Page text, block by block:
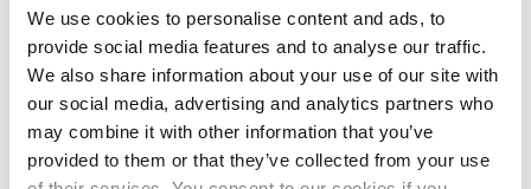
We use cookies to personalise content and ads, to
provide social media features and to analyse our traffic.
We also share information about your use of our site with
our social media, advertising and analytics partners who
may combine it with other information that you’ve
provided to them or that they’ve collected from your use
URL: https://www.schaffrath-digital.de
Urheberrecht
Alle Inhalte (Texte, Bilder, Grafiken, Tondokumente,
Videosequenzen und Animationsdateien sowie deren Anordnung